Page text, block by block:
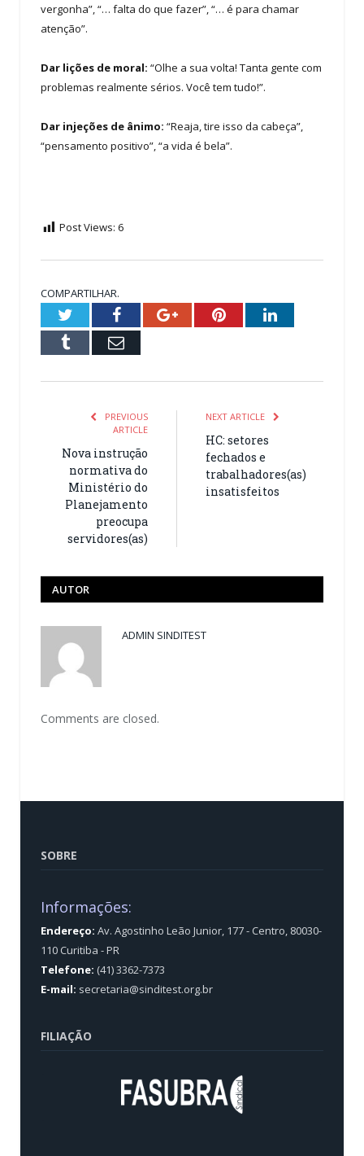
vergonha”, “… falta do que fazer”, “… é para chamar
atenção”.
Dar lições de moral: “Olhe a sua volta! Tanta gente com
problemas realmente sérios. Você tem tudo!”.
Dar injeções de ânimo: “Reaja, tire isso da cabeça”,
“pensamento positivo”, “a vida é bela”.
Post Views: 6
COMPARTILHAR.
TwitterFacebookGoogle+PinterestLinkedIn
Tumblr Email
PREVIOUS
ARTICLE
Nova instrução
normativa do
Ministério do
Planejamento
preocupa
servidores(as)
NEXT ARTICLE
HC: setores
fechados e
trabalhadores(as)
insatisfeitos
AUTOR
ADMIN SINDITEST
Comments are closed.
SOBRE
Informações:
Endereço: Av. Agostinho Leão Junior, 177 - Centro, 80030-
110 Curitiba - PR
Telefone: (41) 3362-7373
E-mail: secretaria@sinditest.org.br
FILIAÇÃO